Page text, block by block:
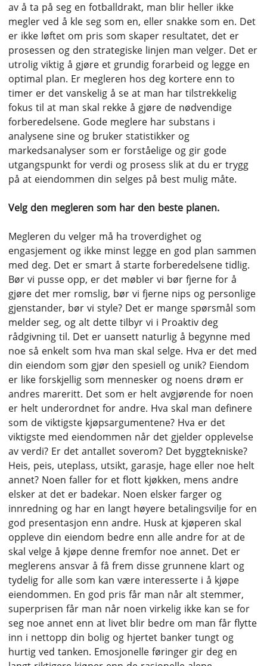
av å ta på seg en fotballdrakt, man blir heller ikke
megler ved å kle seg som en, eller snakke som en. Det
er ikke løftet om pris som skaper resultatet, det er
prosessen og den strategiske linjen man velger. Det er
utrolig viktig å gjøre et grundig forarbeid og legge en
optimal plan. Er megleren hos deg kortere enn to
timer er det vanskelig å se at man har tilstrekkelig
fokus til at man skal rekke å gjøre de nødvendige
forberedelsene. Gode meglere har substans i
analysene sine og bruker statistikker og
markedsanalyser som er forståelige og gir gode
utgangspunkt for verdi og prosess slik at du er trygg
på at eiendommen din selges på best mulig måte.
Velg den megleren som har den beste planen.
Megleren du velger må ha troverdighet og
engasjement og ikke minst legge en god plan sammen
med deg. Det er smart å starte forberedelsene tidlig.
Bør vi pusse opp, er det møbler vi bør fjerne for å
gjøre det mer romslig, bør vi fjerne nips og personlige
gjenstander, bør vi style? Det er mange spørsmål som
melder seg, og alt dette tilbyr vi i Proaktiv deg
rådgivning til. Det er uansett naturlig å begynne med
noe så enkelt som hva man skal selge. Hva er det med
din eiendom som gjør den spesiell og unik? Eiendom
er like forskjellig som mennesker og noens drøm er
andres mareritt. Det som er helt avgjørende for noen
er helt underordnet for andre. Hva skal man definere
som de viktigste kjøpsargumentene? Hva er det
viktigste med eiendommen når det gjelder opplevelse
av verdi? Er det antallet soverom? Det byggtekniske?
Heis, peis, uteplass, utsikt, garasje, hage eller noe helt
annet? Noen faller for et flott kjøkken, mens andre
elsker at det er badekar. Noen elsker farger og
innredning og har en langt høyere betalingsvilje for en
god presentasjon enn andre. Husk at kjøperen skal
oppleve din eiendom bedre enn alle andre for at de
skal velge å kjøpe denne fremfor noe annet. Det er
meglerens ansvar å få frem disse grunnene klart og
tydelig for alle som kan være interesserte i å kjøpe
eiendommen. En god pris får man når alt stemmer,
superprisen får man når noen virkelig ikke kan se for
seg noe annet enn at livet blir bedre om man får flytte
inn i nettopp din bolig og hjertet banker tungt og
hurtig ved tanken. Emosjonelle føringer gir deg en